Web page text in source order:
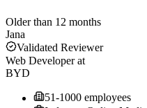
Older than 12 months
Jana
Validated Reviewer
Web Developerat
BYD
51-1000 employees